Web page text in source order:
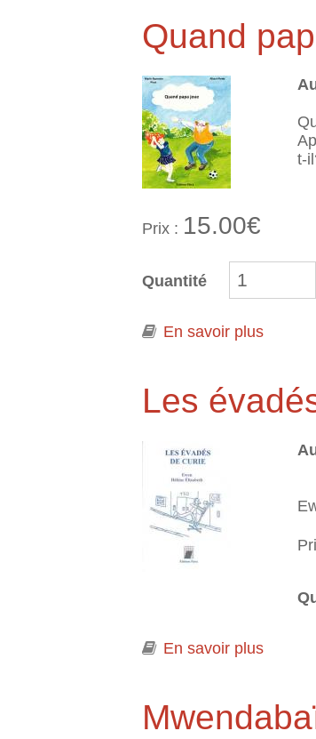
Quand
t-
Prix : 15.00€
Quantité
En savoir plus
Les
En savoir plus